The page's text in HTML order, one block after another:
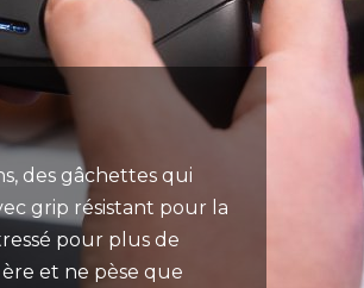
des gâchettes qui
grip résistant pour la
pour plus de
et ne pèse que